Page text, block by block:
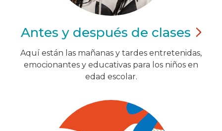
Antes y después de clases
Aquí están las mañanas y tardes entretenidas,
emocionantes y educativas para los niños en
edad escolar.